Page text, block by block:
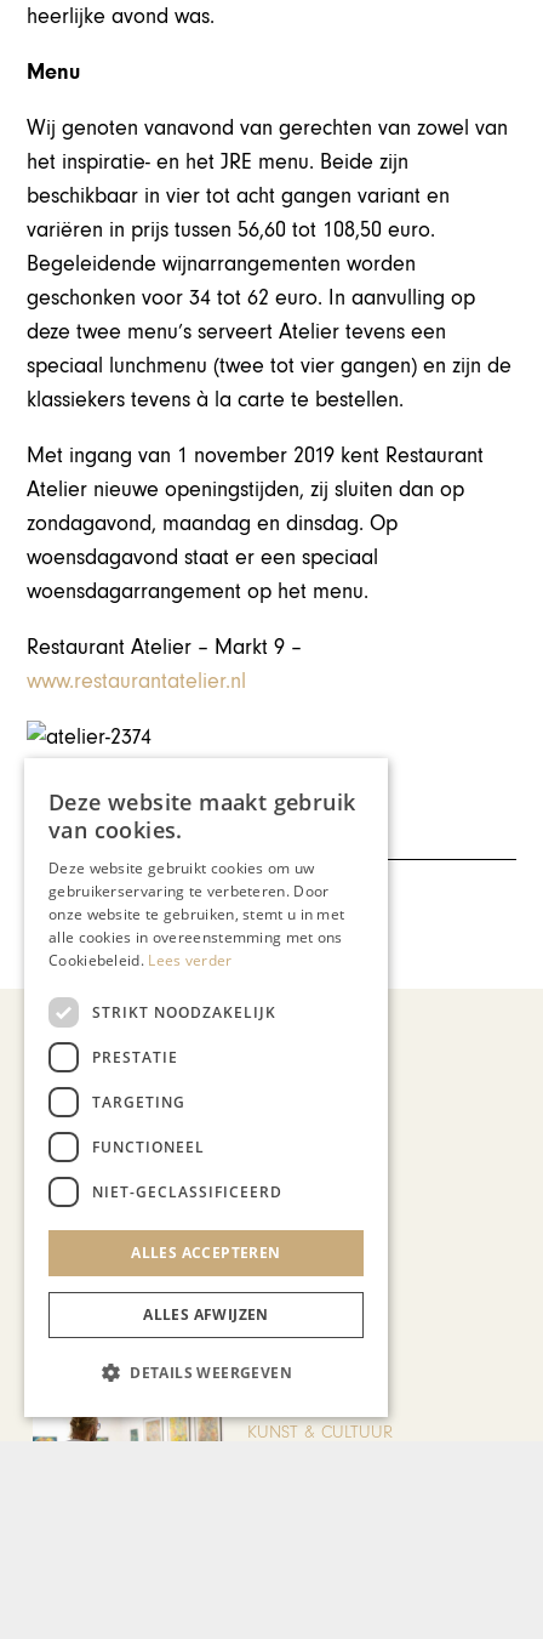
heerlijke avond was.
Menu
Wij genoten vanavond van gerechten van zowel van
het inspiratie- en het JRE menu. Beide zijn
beschikbaar in vier tot acht gangen variant en
variëren in prijs tussen 56,60 tot 108,50 euro.
Begeleidende wijnarrangementen worden
geschonken voor 34 tot 62 euro. In aanvulling op
deze twee menu’s serveert Atelier tevens een
speciaal lunchmenu (twee tot vier gangen) en zijn de
klassiekers tevens à la carte te bestellen.
Met ingang van 1 november 2019 kent Restaurant
Atelier nieuwe openingstijden, zij sluiten dan op
zondagavond, maandag en dinsdag. Op
woensdagavond staat er een speciaal
woensdagarrangement op het menu.
Restaurant Atelier – Markt 9 –
www.restaurantatelier.nl
Meer artikelen over:
Gastronomie
Demy Janssen
Recent nieuws
KUNST & CULTUUR
Deze website maakt gebruik
van cookies.
Deze website gebruikt cookies om uw
gebruikerservaring te verbeteren. Door
onze website te gebruiken, stemt u in met
alle cookies in overeenstemming met ons
Cookiebeleid. Lees verder
STRIKT NOODZAKELIJK
PRESTATIE
TARGETING
FUNCTIONEEL
NIET-GECLASSIFICEERD
ALLES ACCEPTEREN
ALLES AFWIJZEN
DETAILS WEERGEVEN